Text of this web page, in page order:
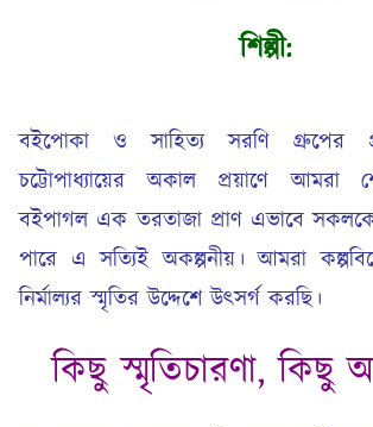
শিল্পী:
বইপোকা ও সাহিত্য সরণি গ্রুপের
চট্টোপাধ্যায়ের অকাল প্রয়াণে আমরা
বইপাগল এক তরতাজা প্রাণ এভাবে
পারে এ সত্যিই অকল্পনীয়। আমরা
নির্মাল্যর স্মৃতির উদ্দেশে উৎসর্গ করছি।
কিছু স্মৃতিচারণা, কিছু